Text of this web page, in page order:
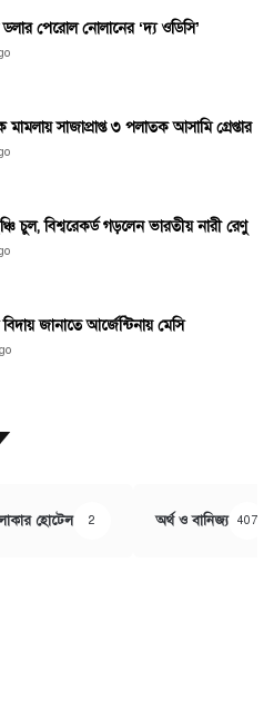
পেরোল নোলানের ‘দ্য ওডিসি’
সাজাপ্রাপ্ত ৩ পলাতক আসামি গ্রেপ্তার
চুল, বিশ্বরেকর্ড গড়লেন ভারতীয় নারী রেণু
জানাতে আর্জেন্টিনায় মেসি
হোটেল 2 অর্থ ও বানিজ্য 407